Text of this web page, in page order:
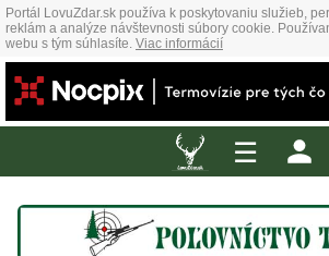
Portál LovuZdar.sk používa k poskytovaniu služieb,
reklám a analýze návštevnosti súbory cookie.
webu s tým súhlasíte. Viac informácií
☰